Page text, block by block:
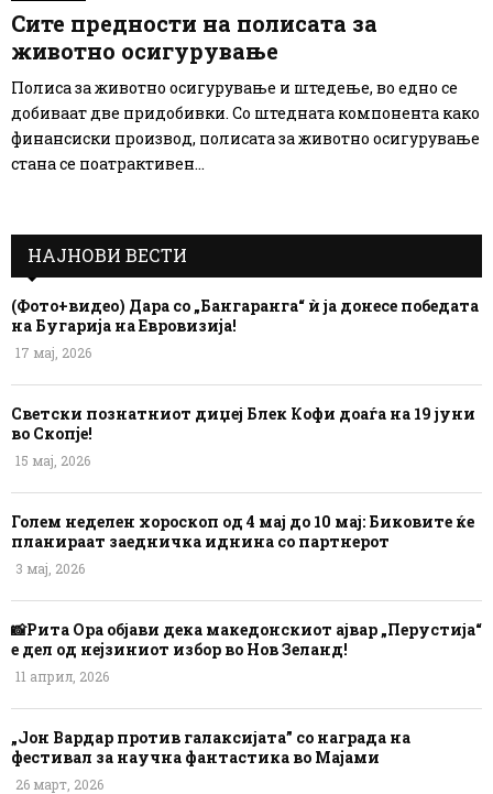
Сите предности на полисата за
животно осигурување
Полиса за животно осигурување и штедење, во едно се
добиваат две придобивки. Со штедната компонента како
финансиски производ, полисата за животно осигурување
стана се поатрактивен...
НАЈНОВИ ВЕСТИ
(Фото+видео) Дара со „Бангаранга“ ѝ ја донесе победата
на Бугарија на Евровизија!
17 мај, 2026
Светски познатниот диџеј Блек Кофи доаѓа на 19 јуни
во Скопје!
15 мај, 2026
Голем неделен хороскоп од 4 мај до 10 мај: Биковите ќе
планираат заедничка иднина со партнерот
3 мај, 2026
📸Рита Ора објави дека македонскиот ајвар „Перустија“
е дел од нејзиниот избор во Нов Зеланд!
11 април, 2026
„Јон Вардар против галаксијата” со награда на
фестивал за научна фантастика во Мајами
26 март, 2026